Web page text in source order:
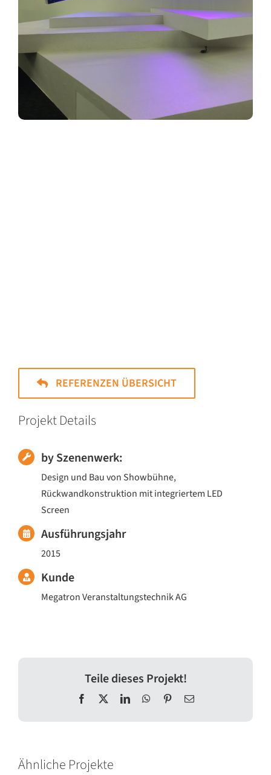
REFERENZEN ÜBERSICHT
Projekt Details
by Szenenwerk:
Design und Bau von Showbühne,
Rückwandkonstruktion mit integriertem LED
Screen
Ausführungsjahr
2015
Kunde
Megatron Veranstaltungstechnik AG
Teile dieses Projekt!
Facebook LinkedInWhatsApp
Pinterest
E-
Ähnliche Projekte